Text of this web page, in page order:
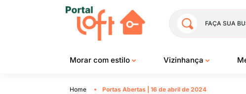
FAÇA SUA
Morar com estilo Vizinhança
Home Portas Abertas | 16 de abril de 2024